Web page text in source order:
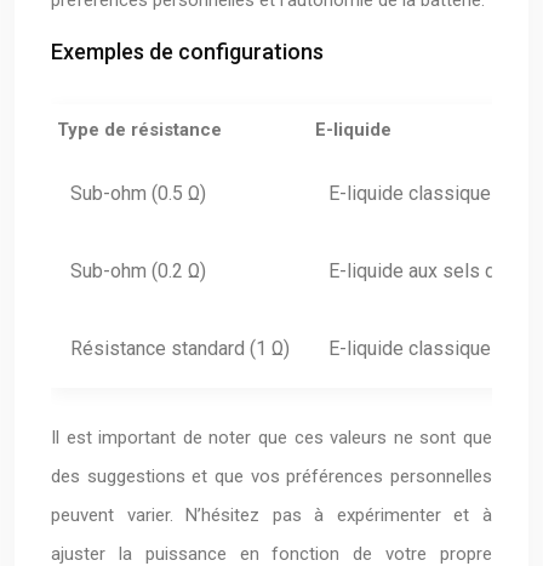
Exemples de configurations
Type de résistance E-liquide
Sub-ohm (0.5 Ω) E-liquide classique (50
Sub-ohm (0.2 Ω) E-liquide aux sels de
Résistance standard (1 Ω) E-liquide classique (50
Il est important de noter que ces valeurs ne sont que
des suggestions et que vos préférences personnelles
peuvent varier. N’hésitez pas à expérimenter et à
ajuster la puissance en fonction de votre propre